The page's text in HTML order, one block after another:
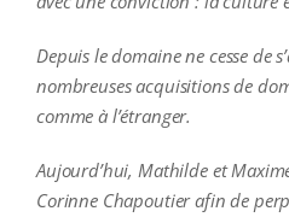
Depuis le domaine ne cesse de
nombreuses acquisitions de
comme à l’étranger.
Aujourd’hui, Mathilde et
Corinne Chapoutier afin de